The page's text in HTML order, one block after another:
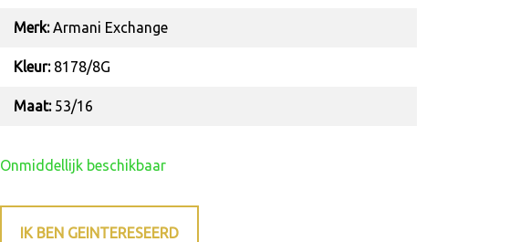
Merk:Armani Exchange
Kleur:8178/8G
Maat:53/16
Onmiddellijk beschikbaar
IK BEN GEINTERESEERD